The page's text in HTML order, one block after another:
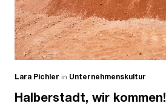
Lara Pichler in Unternehmenskultur
Halberstadt, wir kommen!